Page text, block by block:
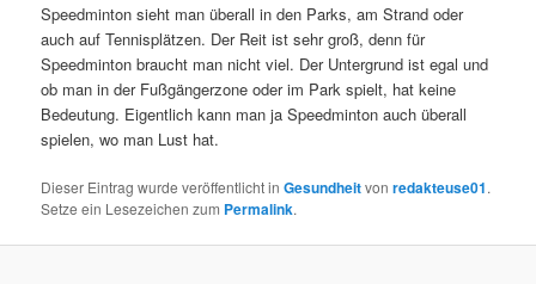
Speedminton sieht man überall in den Parks, am Strand oder
auch auf Tennisplätzen. Der Reit ist sehr groß, denn für
Speedminton braucht man nicht viel. Der Untergrund ist egal und
ob man in der Fußgängerzone oder im Park spielt, hat keine
Bedeutung. Eigentlich kann man ja Speedminton auch überall
spielen, wo man Lust hat.
Dieser Eintrag wurde veröffentlicht inGesundheitvonredakteuse01.
Setze ein Lesezeichen zum Permalink.